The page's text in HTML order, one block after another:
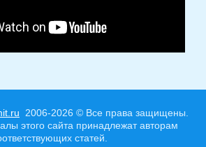
2006-2026 © Все права защищены.
этого сайта принадлежат авторам
статей.